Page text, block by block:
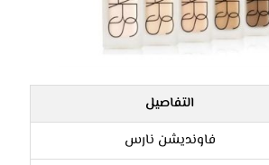
التفاصيل
فاونديشن نارس